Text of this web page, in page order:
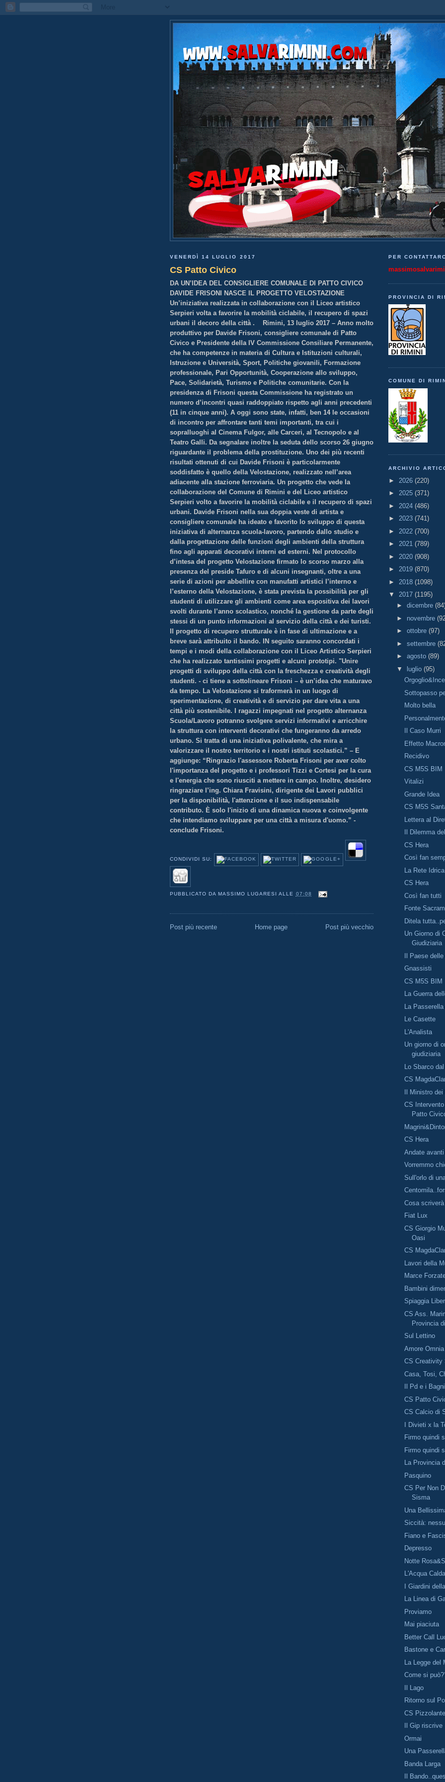
VENERDÌ 14 LUGLIO 2017
CS Patto Civico
DA UN’IDEA DEL CONSIGLIERE COMUNALE DI PATTO CIVICO
DAVIDE FRISONI NASCE IL PROGETTO VELOSTAZIONE
Un’iniziativa realizzata in collaborazione con il Liceo artistico
Serpieri volta a favorire la mobilità ciclabile, il recupero di spazi
urbani il decoro della città . Rimini, 13 luglio 2017 – Anno molto
produttivo per Davide Frisoni, consigliere comunale di Patto
Civico e Presidente della IV Commissione Consiliare Permanente,
che ha competenze in materia di Cultura e Istituzioni culturali,
Istruzione e Università, Sport, Politiche giovanili, Formazione
professionale, Pari Opportunità, Cooperazione allo sviluppo,
Pace, Solidarietà, Turismo e Politiche comunitarie. Con la
presidenza di Frisoni questa Commissione ha registrato un
numero d’incontri quasi raddoppiato rispetto agli anni precedenti
(11 in cinque anni). A oggi sono state, infatti, ben 14 le occasioni
di incontro per affrontare tanti temi importanti, tra cui i
sopralluoghi al Cinema Fulgor, alle Carceri, al Tecnopolo e al
Teatro Galli. Da segnalare inoltre la seduta dello scorso 26 giugno
riguardante il problema della prostituzione. Uno dei più recenti
risultati ottenuti di cui Davide Frisoni è particolarmente
soddisfatto è quello della Velostazione, realizzato nell’area
adiacente alla stazione ferroviaria. Un progetto che vede la
collaborazione del Comune di Rimini e del Liceo artistico
Serpieri volto a favorire la mobilità ciclabile e il recupero di spazi
urbani. Davide Frisoni nella sua doppia veste di artista e
consigliere comunale ha ideato e favorito lo sviluppo di questa
iniziativa di alternanza scuola-lavoro, partendo dallo studio e
dalla progettazione delle funzioni degli ambienti della struttura
fino agli apparati decorativi interni ed esterni. Nel protocollo
d’intesa del progetto Velostazione firmato lo scorso marzo alla
presenza del preside Tafuro e di alcuni insegnanti, oltre a una
serie di azioni per abbellire con manufatti artistici l’interno e
l’esterno della Velostazione, è stata prevista la possibilità per gli
studenti di utilizzare gli ambienti come area espositiva dei lavori
svolti durante l’anno scolastico, nonché la gestione da parte degli
stessi di un punto informazioni al servizio della città e dei turisti.
Il progetto di recupero strutturale è in fase di ultimazione e a
breve sarà attribuito il bando. IN seguito saranno concordati i
tempi e i modi della collaborazione con il Liceo Artistico Serpieri
che ha realizzato tantissimi progetti e alcuni prototipi. "Unire
progetti di sviluppo della città con la freschezza e creatività degli
studenti. - ci tiene a sottolineare Frisoni – è un’idea che maturavo
da tempo. La Velostazione si traformerà in un luogo di
sperimentazione, di creatività e di servizio per dare vita a una
città più sostenibile. I ragazzi impegnati nel progetto alternanza
Scuola/Lavoro potranno svolgere servizi informativi e arricchire
la struttura con interventi decorativi che fungeranno da arredo
urbano. Si tratta di una iniziativa polivalente, che mira a
valorizzare il nostro territorio e i nostri istituti scolastici.” – E
aggiunge: “Ringrazio l'assessore Roberta Frisoni per aver colto
l'importanza del progetto e i professori Tizzi e Cortesi per la cura
e l'energia che sono riusciti a mettere in campo. Inoltre, desidero
ringraziare l’ing. Chiara Fravisini, dirigente dei Lavori pubblici
per la disponibilità, l'attenzione e il suo indispensabile
contributo. È solo l'inizio di una dinamica nuova e coinvolgente
che intendiamo sviluppare per una città a misura d'uomo.” -
conclude Frisoni.
CONDIVIDI SU:
PUBBLICATO DA MASSIMO LUGARESI ALLE 07:08
Post più recente Post più vecchio
Home page
PER
PROVINCIA DI
COMUNE DI
ARCHIVIO
► 2026 (220)
► 2025 (371)
► 2024 (486)
► 2023 (741)
► 2022 (700)
► 2021 (789)
► 2020 (908)
► 2019 (870)
► 2018 (1098)
▼ 2017 (1195)
► dicembre
► novembre
► ottobre (97)
► settembre
► agosto (89)
▼
luglio (95)
Sottopasso
Molto bella
Il Caso Murri
Effetto
Recidivo
CS M5S BIM
Vitalizi
Grande Idea
CS M5S
Lettera al
Il Dilemma
CS Hera
Così fan
La Rete
CS Hera
Così fan tutti
Fonte
Ditela
Un Giorno di
Giudiziaria
Il Paese
Gnassisti
CS M5S BIM
La Guerra
La
Le Casette
L'Analista
Un giorno di
giudiziaria
Lo Sbarco
CS
Il Ministro dei
CS
Patto
CS Hera
Andate
Vorremmo
Sull'orlo di
Cosa
Fiat Lux
CS Giorgio
Oasi
CS
Lavori della
Marce
Bambini
Spiaggia
CS Ass.
Provincia
Sul Lettino
Amore
CS Creativity
Casa, Tosi,
Il Pd e i
CS Patto
CS Calcio di
I Divieti x la
Firmo quindi
Firmo quindi
La Provincia
Pasquino
CS Per Non
Sisma
Una
Siccità:
Fiano e
Depresso
Notte
L'Acqua Calda
I Giardini
La Linea di
Proviamo
Mai piaciuta
Better Call
Bastone e
La Legge del
Come si
Il Lago
Ritorno sul
CS Pizzolante
Il Gip riscrive
Ormai
Una
Banda Larga
Il